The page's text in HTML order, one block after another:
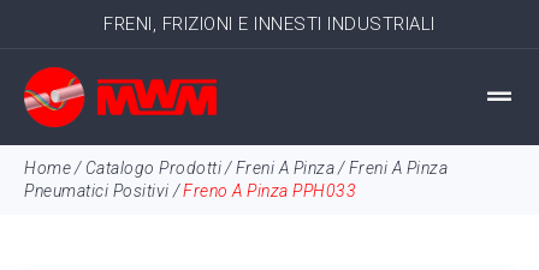
FRENI, FRIZIONI E INNESTI INDUSTRIALI
Home/ Catalogo Prodotti/ Freni A Pinza/ Freni A Pinza
Pneumatici Positivi /Freno A Pinza PPH033